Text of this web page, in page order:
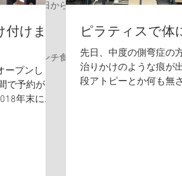
ど、昨日から今にかけて、そんなご連絡
ラス。
ので、ランチ食べすぎちゃいました。
付けま
ープンし
で予約がい
年末には
ピラティスで体
先日、中度の側弯症の
治りかけのような痕が
段アトピーとか何も無